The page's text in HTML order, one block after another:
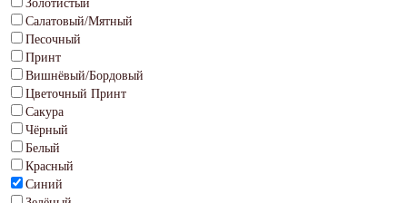
Золотистый
Салатовый/Мятный
Песочный
Принт
Вишнёвый/Бордовый
Цветочный Принт
Сакура
Чёрный
Белый
Красный
Синий